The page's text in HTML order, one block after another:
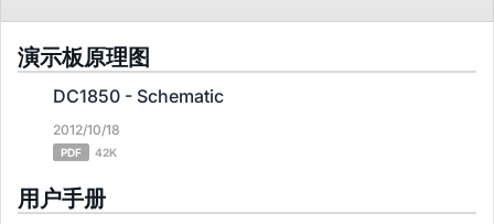
演示板原理图
DC1850 - Schematic
2012/10/18
PDF 42K
用户手册